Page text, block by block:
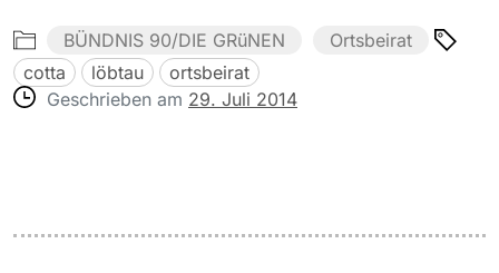
BÜNDNIS 90/DIE GRüNEN
Ortsbeirat
cotta
löbtau
ortsbeirat
Geschrieben am 29. Juli 2014